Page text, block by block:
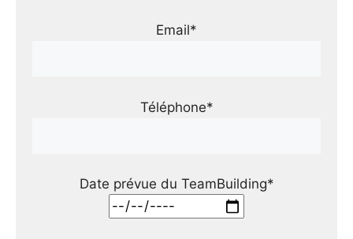
Email*
Téléphone*
Date prévue du TeamBuilding*